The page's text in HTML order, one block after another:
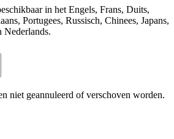
in het Engels, Frans, Duits,
Portugees, Russisch, Chinees, Japans,
Nederlands.
niet geannuleerd of verschoven worden.